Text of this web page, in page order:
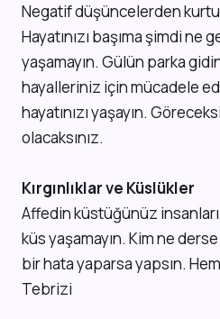
Negatif düşüncelerden
Hayatınızı başıma şimdi ne
yaşamayın. Gülün parka
hayalleriniz için mücadele
hayatınızı yaşayın.
olacaksınız.
Kırgınlıklar ve Küslükler
Affedin küstüğünüz insanları
küs yaşamayın. Kim ne
bir hata yaparsa yapsın.
Tebrizi